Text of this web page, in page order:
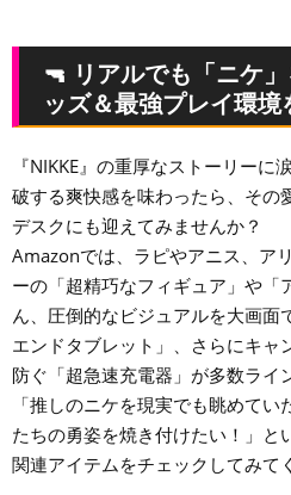
🔫 リアルでも「ニケ
ッズ＆最強プレイ環境
『NIKKE』の重厚なストーリー
破する爽快感を味わったら、その
デスクにも迎えてみませんか？
Amazonでは、ラピやアニス、ア
ーの「超精巧なフィギュア」や「
ん、圧倒的なビジュアルを大画面
エンドタブレット」、さらにキャ
防ぐ「超急速充電器」が多数ライ
「推しのニケを現実でも眺めて
たちの勇姿を焼き付けたい！」と
関連アイテムをチェックしてみて